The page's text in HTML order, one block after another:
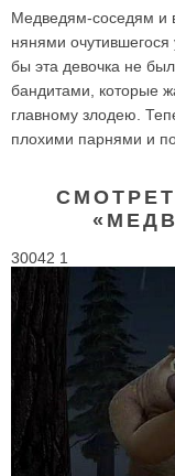
Медведям-соседям и
нянями
бы эта девочка не
бандитами, которые
главному злодею.
плохими парнями и
30042 1